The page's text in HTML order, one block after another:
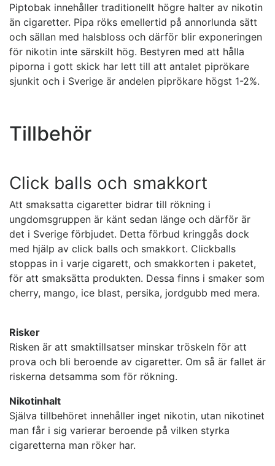
Piptobak innehåller traditionellt högre halter av nikotin
än cigaretter. Pipa röks emellertid på annorlunda sätt
och sällan med halsbloss och därför blir exponeringen
för nikotin inte särskilt hög. Bestyren med att hålla
piporna i gott skick har lett till att antalet piprökare
sjunkit och i Sverige är andelen piprökare högst 1-2%.
Tillbehör
Click balls och smakkort
Att smaksatta cigaretter bidrar till rökning i
ungdomsgruppen är känt sedan länge och därför är
det i Sverige förbjudet. Detta förbud kringgås dock
med hjälp av click balls och smakkort. Clickballs
stoppas in i varje cigarett, och smakkorten i paketet,
för att smaksätta produkten. Dessa finns i smaker som
cherry, mango, ice blast, persika, jordgubb med mera.
Risker
Risken är att smaktillsatser minskar tröskeln för att
prova och bli beroende av cigaretter. Om så är fallet är
riskerna detsamma som för rökning.
Nikotinhalt
Själva tillbehöret innehåller inget nikotin, utan nikotinet
man får i sig varierar beroende på vilken styrka
cigaretterna man röker har.